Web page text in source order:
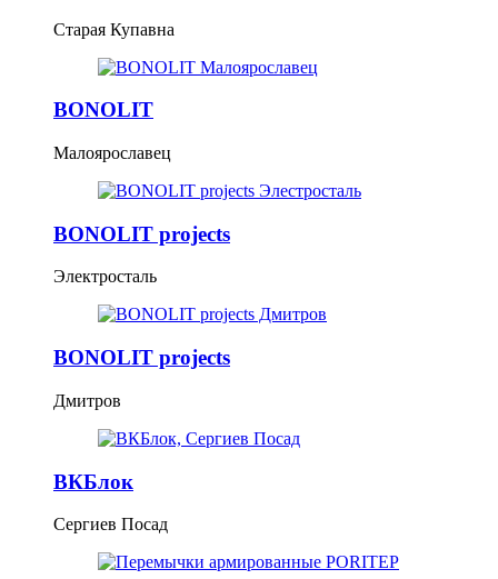
Старая Купавна
BONOLIT
Малоярославец
BONOLIT projects
Электросталь
BONOLIT projects
Дмитров
ВКБлок
Сергиев Посад